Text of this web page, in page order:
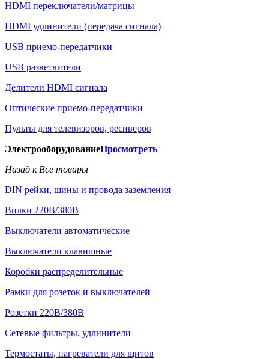
HDMI переключатели/матрицы
HDMI удлинители (передача сигнала)
USB приемо-передатчики
USB разветвители
Делители HDMI сигнала
Оптические приемо-передатчики
Пульты для телевизоров, ресиверов
ЭлектрооборудованиеПросмотреть
Назад к Все товары
DIN рейки, шины и провода заземления
Вилки 220В/380В
Выключатели автоматические
Выключатели клавишные
Коробки распределительные
Рамки для розеток и выключателей
Розетки 220В/380В
Сетевые фильтры, удлинители
Термостаты, нагреватели для щитов